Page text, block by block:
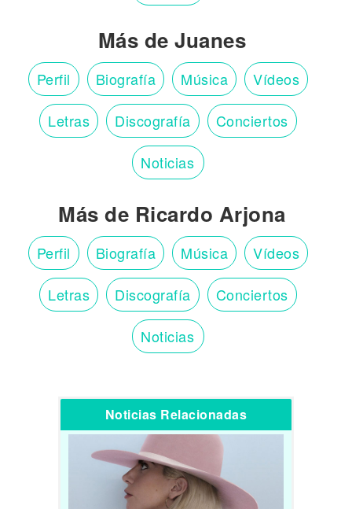
Más de Juanes
Perfil Biografía Música Vídeos
Letras Discografía Conciertos
Noticias
Más de Ricardo Arjona
Perfil Biografía Música Vídeos
Letras Discografía Conciertos
Noticias
Noticias Relacionadas